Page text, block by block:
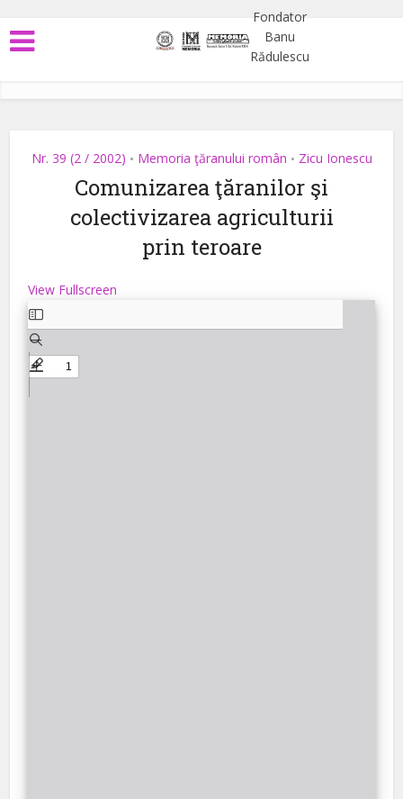
Nr. 39 (2 / 2002) • Memoria ţăranului român • Zicu Ionescu
Comunizarea ţăranilor şi
colectivizarea agriculturii
prin teroare
View Fullscreen
Skip
to
PDF
content